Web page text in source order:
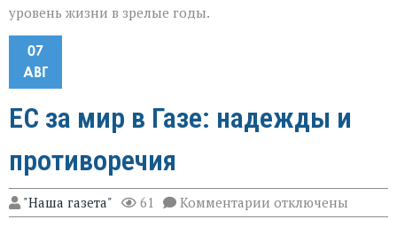
уровень жизни в зрелые годы.
07
АВГ
ЕС за мир в Газе: надежды и
противоречия
"Наша газета" 61 Комментарии к
записи
отключены